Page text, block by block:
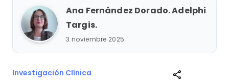
15
Ana Fernández Dorado. Adelphi
Targis.
3 noviembre 2025
Investigación Clínica share